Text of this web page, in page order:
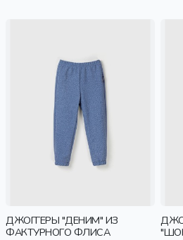
ДЖОГГЕРЫ "ДЕНИМ" ИЗ
ФАКТУРНОГО ФЛИСА